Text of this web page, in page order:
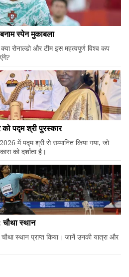
स्पेन मुकाबला
रोनाल्डो और टीम इस महत्वपूर्ण विश्व कप
को पद्म श्री पुरस्कार
में पद्म श्री से सम्मानित किया गया, जो
को दर्शाता है।
चौथा स्थान
स्थान प्राप्त किया। जानें उनकी यात्रा और